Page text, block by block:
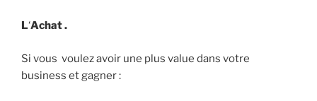
L‘Achat .
Si vous voulez avoir une plus value dans votre
business et gagner :